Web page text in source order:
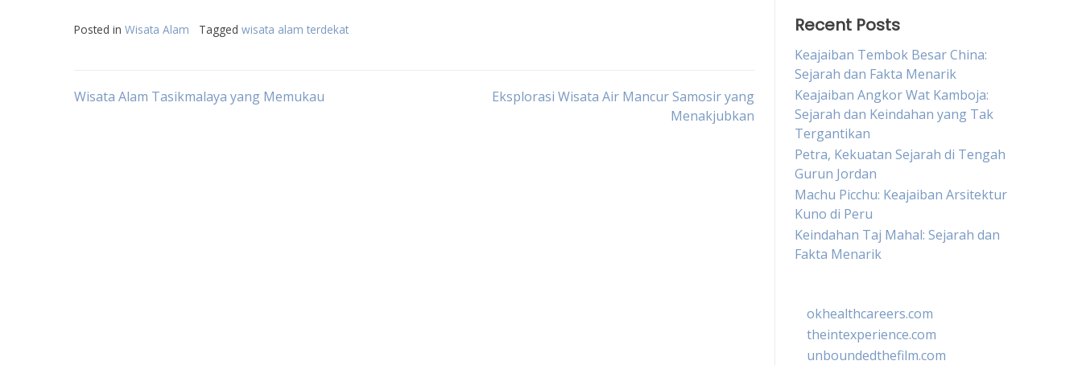
Posted in Wisata Alam Tagged wisata alam terdekat
Post
Wisata Alam Tasikmalaya yang Memukau
Eksplorasi Wisata Air Mancur Samosir yang
Menakjubkan
Recent Posts
Keajaiban Tembok Besar China:
Sejarah dan Fakta Menarik
Keajaiban Angkor Wat Kamboja:
Sejarah dan Keindahan yang Tak
Tergantikan
Petra, Kekuatan Sejarah di Tengah
Gurun Jordan
Machu Picchu: Keajaiban Arsitektur
Kuno di Peru
Keindahan Taj Mahal: Sejarah dan
Fakta Menarik
okhealthcareers.com
theintexperience.com
unboundedthefilm.com